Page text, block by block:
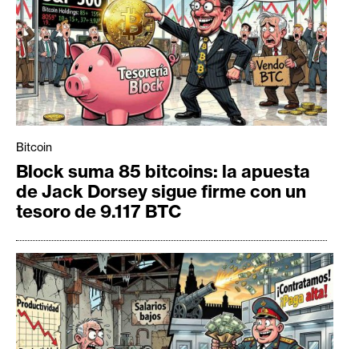
Bitcoin
Block suma 85 bitcoins: la apuesta
de Jack Dorsey sigue firme con un
tesoro de 9.117 BTC